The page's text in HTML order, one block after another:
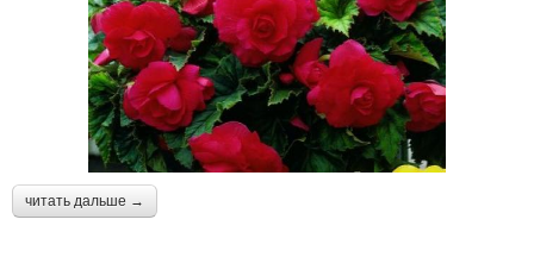
читать дальше →